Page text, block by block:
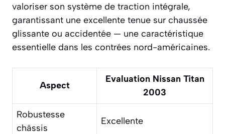
valoriser son système de traction intégrale,
garantissant une excellente tenue sur chaussée
glissante ou accidentée — une caractéristique
essentielle dans les contrées nord-américaines.
Aspect
Evaluation Nissan Titan
2003
Robustesse
châssis
Excellente